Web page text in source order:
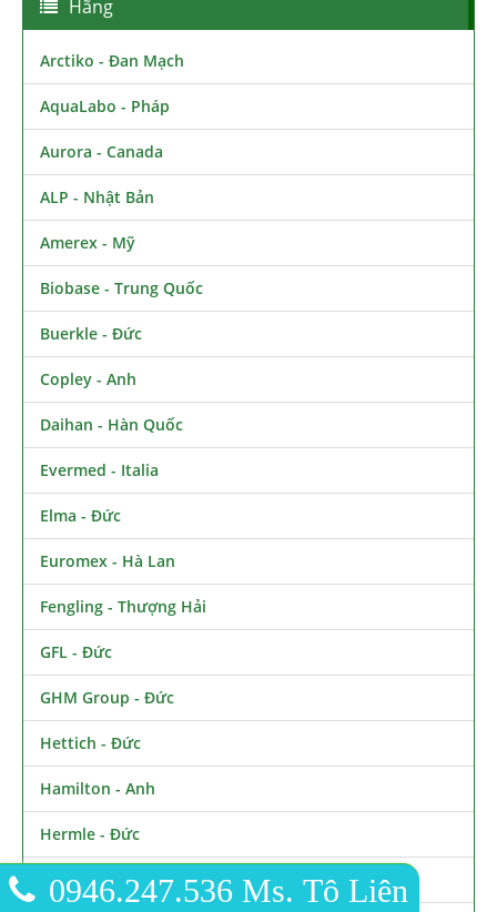
Hãng
Arctiko - Đan Mạch
AquaLabo - Pháp
Aurora - Canada
ALP - Nhật Bản
Amerex - Mỹ
Biobase - Trung Quốc
Buerkle - Đức
Copley - Anh
Daihan - Hàn Quốc
Evermed - Italia
Elma - Đức
Euromex - Hà Lan
Fengling - Thượng Hải
GFL - Đức
GHM Group - Đức
Hettich - Đức
Hamilton - Anh
Hermle - Đức
Haier BioMedical - Trung Quốc
0946.247.536 Ms. Tô Liên